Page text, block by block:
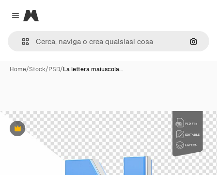
Close menu
Magnific
Cerca
Home/Stock/PSD/La lettera maiuscola…
Premium